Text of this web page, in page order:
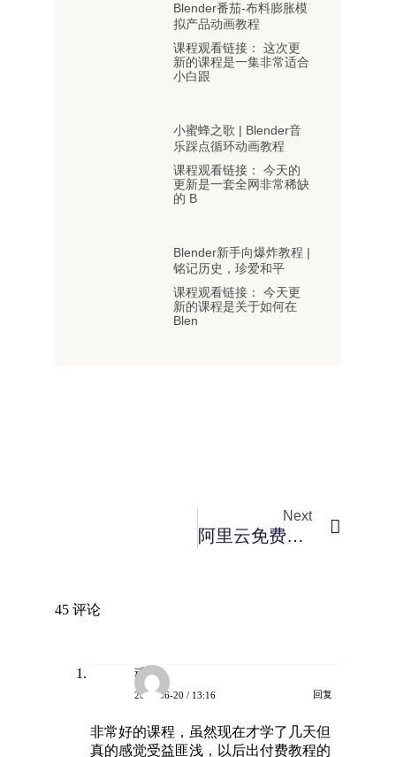
Blender番茄-布料膨胀模
拟产品动画教程
课程观看链接： 这次更
新的课程是一集非常适合
小白跟
小蜜蜂之歌 | Blender音
乐踩点循环动画教程
课程观看链接： 今天的
更新是一套全网非常稀缺
的 B
Blender新手向爆炸教程 |
铭记历史，珍爱和平
课程观看链接： 今天更
新的课程是关于如何在
Blen
Next
阿里云免费SSL证书部署+cPanel设置
45 评论
魂菜
2023-06-20 / 13:16 回复
非常好的课程，虽然现在才学了几天但
真的感觉受益匪浅，以后出付费教程的